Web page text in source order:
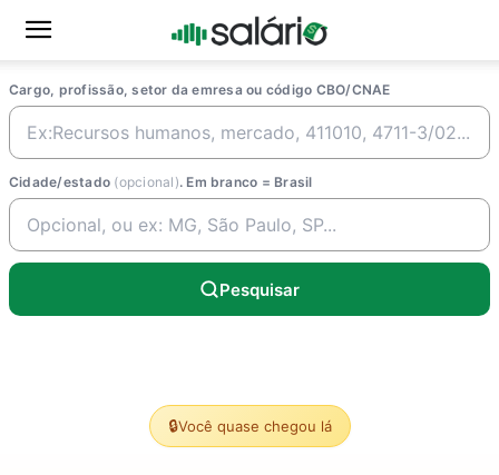
Cargo, profissão, setor da emresa ou código CBO/CNAE
Cidade/estado (opcional). Em branco = Brasil
Pesquisar
🔒Você quase chegou lá